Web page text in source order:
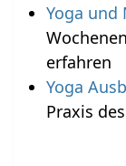
Yoga
erfahren
Yoga
Praxis